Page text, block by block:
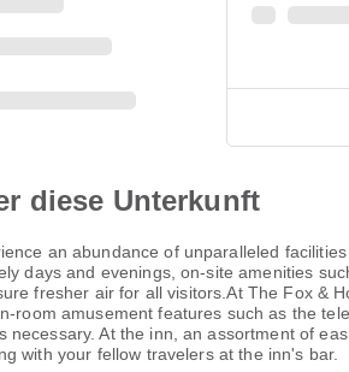
diese Unterkunft
an abundance of unparalleled
days and evenings, on-site amenities
fresher air for all visitors.At The Fox &
room amusement features such as the
necessary. At the inn, an assortment of
with your fellow travelers at the inn's bar.